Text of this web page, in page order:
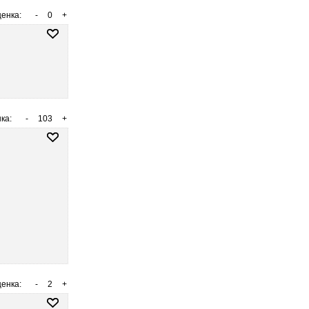
+
0
-
+
103
-
+
2
-